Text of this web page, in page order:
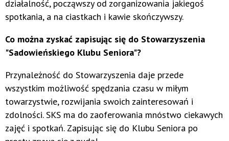
działalność, począwszy od zorganizowania jakiegoś
spotkania, a na ciastkach i kawie skończywszy.
Co można zyskać zapisując się do Stowarzyszenia
"Sadowieńskiego Klubu Seniora"?
Przynależność do Stowarzyszenia daje przede
wszystkim możliwość spędzania czasu w miłym
towarzystwie, rozwijania swoich zainteresowań i
zdolności. SKS ma do zaoferowania mnóstwo ciekawych
zajęć i spotkań. Zapisując się do Klubu Seniora po